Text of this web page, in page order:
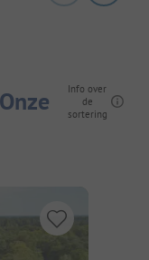
Info over
de
sortering